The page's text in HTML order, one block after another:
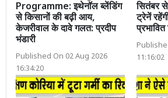
Programme: इथेनॉल ब्लेंडिंग
से किसानों की बढ़ी आय,
केजरीवाल के दावे गलत: प्रदीप
भंडारी
Published On 02 Aug 2026
16:34:20
सितंबर
ट्रेनें
11:16:02